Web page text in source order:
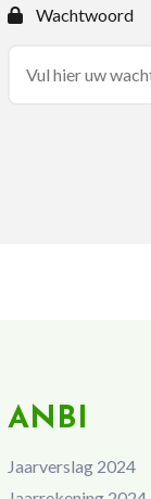
Wachtwoord
ANBI
Jaarverslag 2024